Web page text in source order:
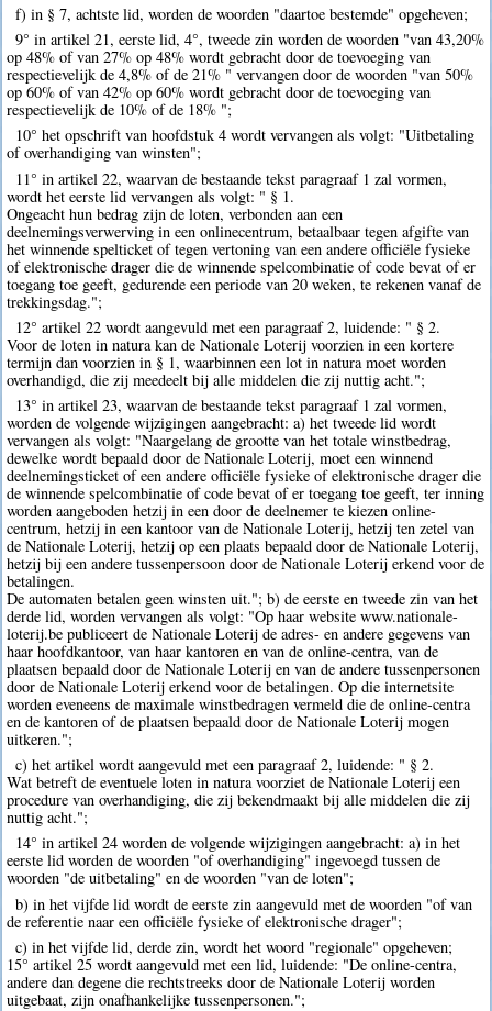
f) in § 7, achtste lid, worden de woorden "daartoe bestemde" opgeheven;
9° in artikel 21, eerste lid, 4°, tweede zin worden de woorden "van 43,20%
op 48% of van 27% op 48% wordt gebracht door de toevoeging van
respectievelijk de 4,8% of de 21% " vervangen door de woorden "van 50%
op 60% of van 42% op 60% wordt gebracht door de toevoeging van
respectievelijk de 10% of de 18% ";
10° het opschrift van hoofdstuk 4 wordt vervangen als volgt: "Uitbetaling
of overhandiging van winsten";
11° in artikel 22, waarvan de bestaande tekst paragraaf 1 zal vormen,
wordt het eerste lid vervangen als volgt: " § 1.
Ongeacht hun bedrag zijn de loten, verbonden aan een
deelnemingsverwerving in een onlinecentrum, betaalbaar tegen afgifte van
het winnende spelticket of tegen vertoning van een andere officiële fysieke
of elektronische drager die de winnende spelcombinatie of code bevat of er
toegang toe geeft, gedurende een periode van 20 weken, te rekenen vanaf de
trekkingsdag.";
12° artikel 22 wordt aangevuld met een paragraaf 2, luidende: " § 2.
Voor de loten in natura kan de Nationale Loterij voorzien in een kortere
termijn dan voorzien in § 1, waarbinnen een lot in natura moet worden
overhandigd, die zij meedeelt bij alle middelen die zij nuttig acht.";
13° in artikel 23, waarvan de bestaande tekst paragraaf 1 zal vormen,
worden de volgende wijzigingen aangebracht: a) het tweede lid wordt
vervangen als volgt: "Naargelang de grootte van het totale winstbedrag,
dewelke wordt bepaald door de Nationale Loterij, moet een winnend
deelnemingsticket of een andere officiële fysieke of elektronische drager die
de winnende spelcombinatie of code bevat of er toegang toe geeft, ter inning
worden aangeboden hetzij in een door de deelnemer te kiezen online-
centrum, hetzij in een kantoor van de Nationale Loterij, hetzij ten zetel van
de Nationale Loterij, hetzij op een plaats bepaald door de Nationale Loterij,
hetzij bij een andere tussenpersoon door de Nationale Loterij erkend voor de
betalingen.
De automaten betalen geen winsten uit."; b) de eerste en tweede zin van het
derde lid, worden vervangen als volgt: "Op haar website www.nationale-
loterij.be publiceert de Nationale Loterij de adres- en andere gegevens van
haar hoofdkantoor, van haar kantoren en van de online-centra, van de
plaatsen bepaald door de Nationale Loterij en van de andere tussenpersonen
door de Nationale Loterij erkend voor de betalingen. Op die internetsite
worden eveneens de maximale winstbedragen vermeld die de online-centra
en de kantoren of de plaatsen bepaald door de Nationale Loterij mogen
uitkeren.";
c) het artikel wordt aangevuld met een paragraaf 2, luidende: " § 2.
Wat betreft de eventuele loten in natura voorziet de Nationale Loterij een
procedure van overhandiging, die zij bekendmaakt bij alle middelen die zij
nuttig acht.";
14° in artikel 24 worden de volgende wijzigingen aangebracht: a) in het
eerste lid worden de woorden "of overhandiging" ingevoegd tussen de
woorden "de uitbetaling" en de woorden "van de loten";
b) in het vijfde lid wordt de eerste zin aangevuld met de woorden "of van
de referentie naar een officiële fysieke of elektronische drager";
c) in het vijfde lid, derde zin, wordt het woord "regionale" opgeheven;
15° artikel 25 wordt aangevuld met een lid, luidende: "De online-centra,
andere dan degene die rechtstreeks door de Nationale Loterij worden
uitgebaat, zijn onafhankelijke tussenpersonen.";